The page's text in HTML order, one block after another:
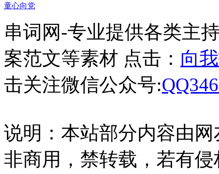
童心向党
串词网-专业提供各类主
案范文等素材 点击： 向
击关注微信公众号:
说明：本站部分内容由
非商用，禁转载，若有